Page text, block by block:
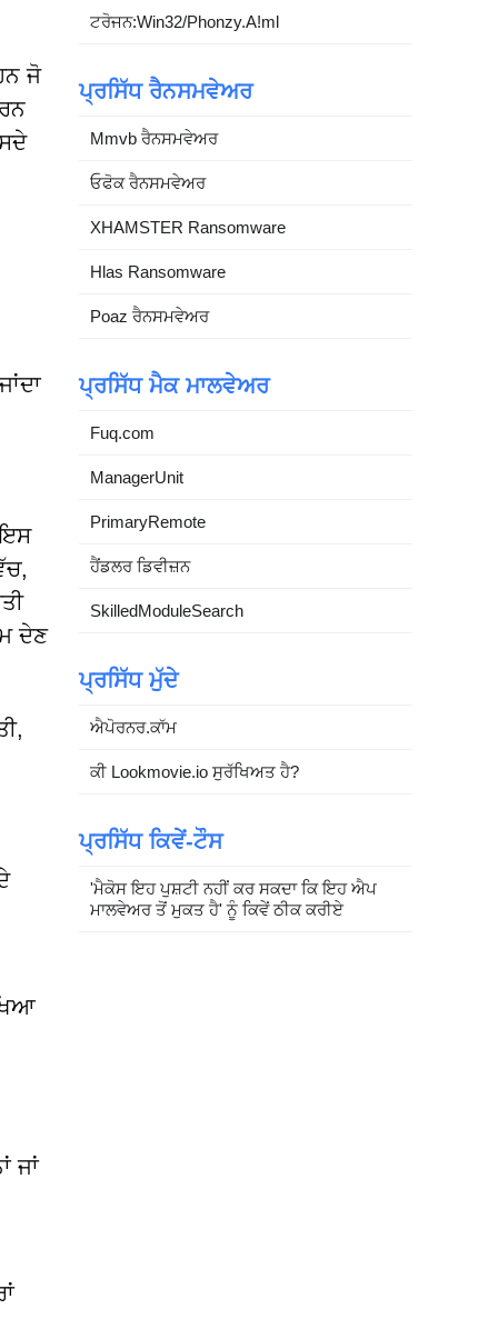
ਜੋ
ਇਸ
ਦੇਣ
ਜਾਂ
ਟਰੋਜਨ:Win32/Phonzy.A!ml
ਪ੍ਰਸਿੱਧ ਰੈਨਸਮਵੇਅਰ
Mmvb ਰੈਨਸਮਵੇਅਰ
ਓਫੋਕ ਰੈਨਸਮਵੇਅਰ
XHAMSTER Ransomware
Hlas Ransomware
Poaz ਰੈਨਸਮਵੇਅਰ
ਪ੍ਰਸਿੱਧ ਮੈਕ ਮਾਲਵੇਅਰ
Fuq.com
ManagerUnit
PrimaryRemote
ਹੈਂਡਲਰ ਡਿਵੀਜ਼ਨ
SkilledModuleSearch
ਪ੍ਰਸਿੱਧ ਮੁੱਦੇ
ਐਪੋਰਨਰ.ਕਾੱਮ
ਕੀ Lookmovie.io ਸੁਰੱਖਿਅਤ ਹੈ?
ਪ੍ਰਸਿੱਧ ਕਿਵੇਂ-ਟੌਸ
'ਮੈਕੋਸ ਇਹ ਪੁਸ਼ਟੀ ਨਹੀਂ ਕਰ ਸਕਦਾ ਕਿ ਇਹ ਐਪ
ਮਾਲਵੇਅਰ ਤੋਂ ਮੁਕਤ ਹੈ' ਨੂੰ ਕਿਵੇਂ ਠੀਕ ਕਰੀਏ